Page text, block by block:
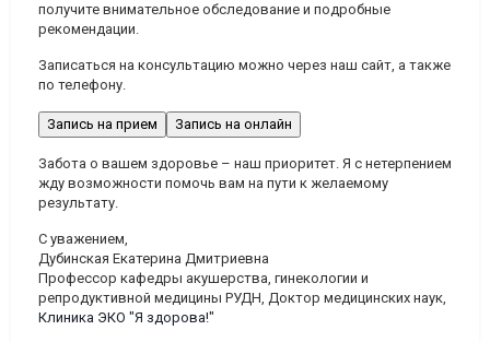
получите внимательное обследование и подробные
рекомендации.
Записаться на консультацию можно через наш сайт, а также
по телефону.
Запись на прием Запись на онлайн
Забота о вашем здоровье – наш приоритет. Я с нетерпением
жду возможности помочь вам на пути к желаемому
результату.
С уважением,
Дубинская Екатерина Дмитриевна
Профессор кафедры акушерства, гинекологии и
репродуктивной медицины РУДН, Доктор медицинских наук,
Клиника ЭКО "Я здорова!"